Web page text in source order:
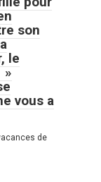
son
le
»
vous a
de